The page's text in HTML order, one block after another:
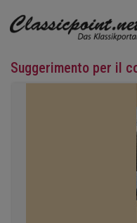
Suggerimento per il